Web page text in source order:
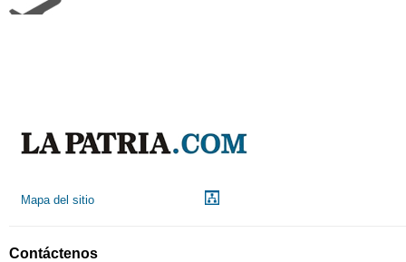
Mapa del sitio
Contáctenos